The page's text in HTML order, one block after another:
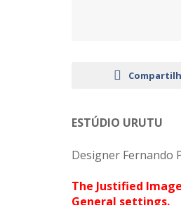
ESTÚDIO URUTU
Designer Fernando
The Justified
General settings.